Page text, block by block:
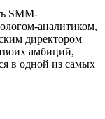
SMM-
аналитиком,
директором
амбиций,
в одной из самых